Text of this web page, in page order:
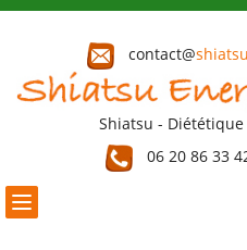
contact@
Shiatsu -
06 20 86 33
Toggle
navigation